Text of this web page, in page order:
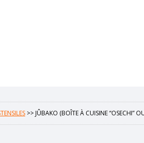
>>JÛBAKO (BOÎTE À CUISINE “OSECHI”